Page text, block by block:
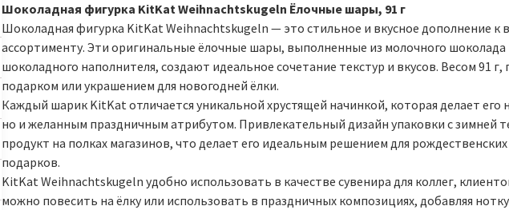
Шоколадная фигурка KitKat Weihnachtskugeln Ёлочные шары, 91 г
Шоколадная фигурка KitKat Weihnachtskugeln — это стильное и вкусное дополнение к
ассортименту. Эти оригинальные ёлочные шары, выполненные из молочного шоколада
шоколадного наполнителя, создают идеальное сочетание текстур и вкусов. Весом 91
подарком или украшением для новогодней ёлки.
Каждый шарик KitKat отличается уникальной хрустящей начинкой, которая делает его
но и желанным праздничным атрибутом. Привлекательный дизайн упаковки с зимней
продукт на полках магазинов, что делает его идеальным решением для
подарков.
KitKat Weihnachtskugeln удобно использовать в качестве сувенира для коллег,
можно повесить на ёлку или использовать в праздничных композициях, добавляя